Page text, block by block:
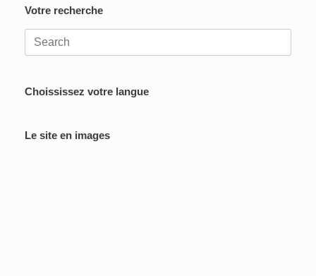
Votre recherche
Search
for:
Choississez votre langue
Le site en images